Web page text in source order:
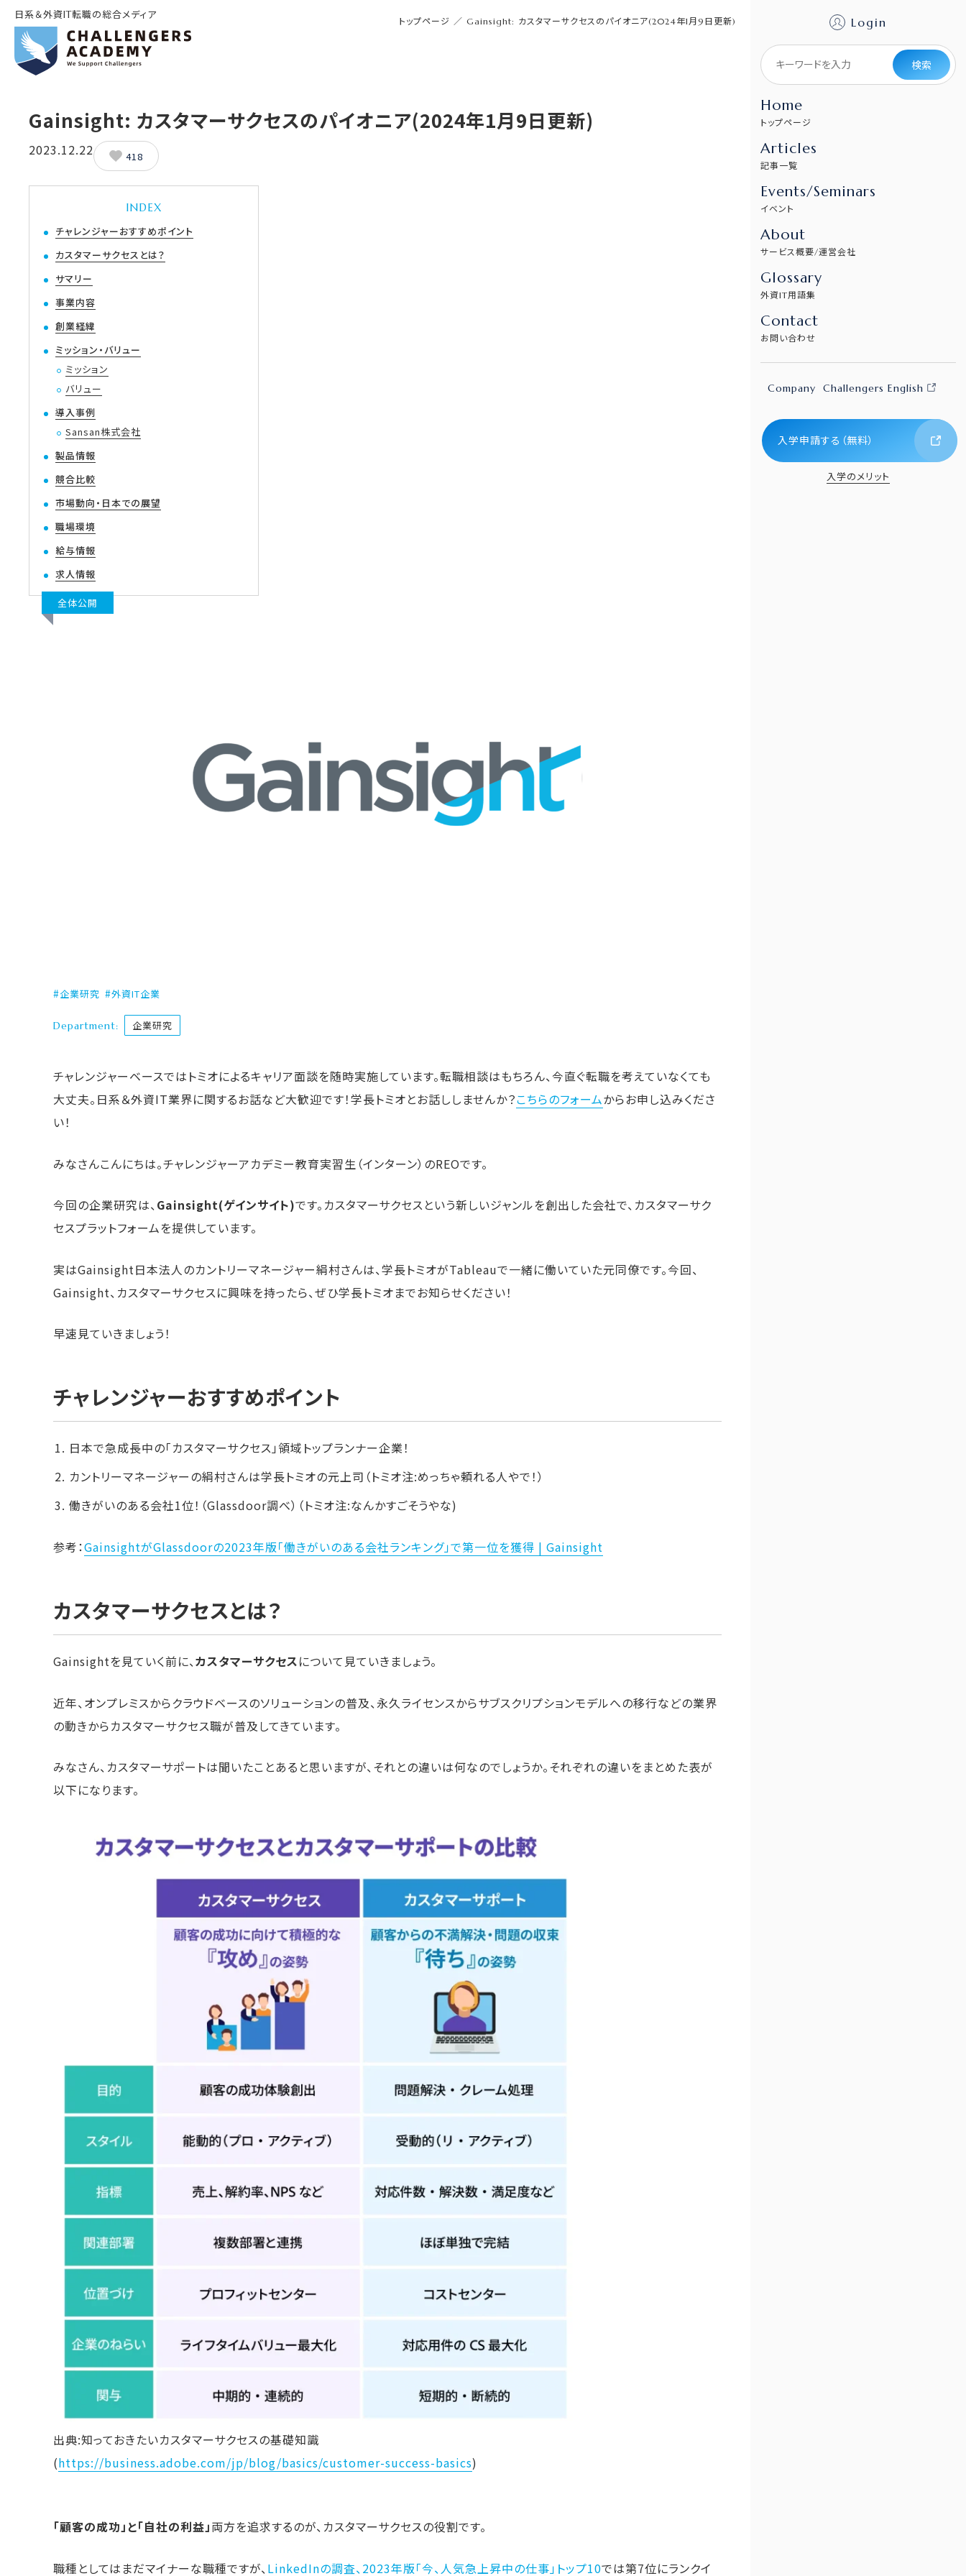
日系＆外資IT転職の総合メディア
Login
検索
Home
トップページ
Articles
記事一覧
Events/Seminars
イベント
About
サービス概要/運営会社
Glossary
外資IT用語集
Contact
お問い合わせ
Company Challengers English
入学申請する（無料）
入学のメリット
トップページ ／ Gainsight: カスタマーサクセスのパイオニア(2024年1月9日更新)
Gainsight: カスタマーサクセスのパイオニア(2024年1月9日更新)
2023.12.22 418
INDEX
チャレンジャーおすすめポイント
カスタマーサクセスとは？
サマリー
事業内容
創業経緯
ミッション・バリュー
ミッション
バリュー
導入事例
Sansan株式会社
製品情報
競合比較
市場動向・日本での展望
職場環境
給与情報
求人情報
全体公開
企業研究 外資IT企業
Department: 企業研究
チャレンジャーベースではトミオによるキャリア面談を随時実施しています。転職相談はもちろん、今直ぐ転職を考えていなくても
大丈夫。日系＆外資IT業界に関するお話など大歓迎です！学長トミオとお話ししませんか？こちらのフォームからお申し込みくださ
い！
みなさんこんにちは。チャレンジャーアカデミー教育実習生（インターン）のREOです。
今回の企業研究は、Gainsight(ゲインサイト)です。カスタマーサクセスという新しいジャンルを創出した会社で、カスタマーサク
セスプラットフォームを提供しています。
実はGainsight日本法人のカントリーマネージャー絹村さんは、学長トミオがTableauで一緒に働いていた元同僚です。今回、
Gainsight、カスタマーサクセスに興味を持ったら、ぜひ学長トミオまでお知らせください！
早速見ていきましょう！
チャレンジャーおすすめポイント
日本で急成長中の「カスタマーサクセス」領域トップランナー企業！
カントリーマネージャーの絹村さんは学長トミオの元上司（トミオ注:めっちゃ頼れる人やで！）
働きがいのある会社1位！（Glassdoor調べ）（トミオ注:なんかすごそうやな)
参考：GainsightがGlassdoorの2023年版「働きがいのある会社ランキング」で第一位を獲得 | Gainsight
カスタマーサクセスとは？
Gainsightを見ていく前に、カスタマーサクセスについて見ていきましょう。
近年、オンプレミスからクラウドベースのソリューションの普及、永久ライセンスからサブスクリプションモデルへの移行などの業界
の動きからカスタマーサクセス職が普及してきています。
みなさん、カスタマーサポートは聞いたことあると思いますが、それとの違いは何なのでしょうか。それぞれの違いをまとめた表が
以下になります。
出典:知っておきたいカスタマーサクセスの基礎知識
(https://business.adobe.com/jp/blog/basics/customer-success-basics)
「顧客の成功」と「自社の利益」両方を追求するのが、カスタマーサクセスの役割です。
職種としてはまだマイナーな職種ですが、LinkedInの調査、2023年版「今、人気急上昇中の仕事」トップ10では第7位にランクイ